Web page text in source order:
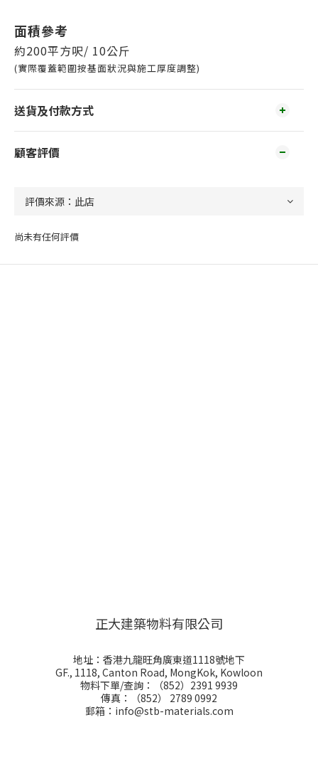
面積參考
約200平方呎/ 10公斤
(實際覆蓋範圍按基面狀況與施工厚度調整)
送貨及付款方式
顧客評價
尚未有任何評價
正大建築物料有限公司
地址：香港九龍旺角廣東道1118號地下
GF., 1118, Canton Road, MongKok, Kowloon
物料下單/查詢：（852）2391 9939
傳真：（852） 2789 0992
郵箱：info@stb-materials.com